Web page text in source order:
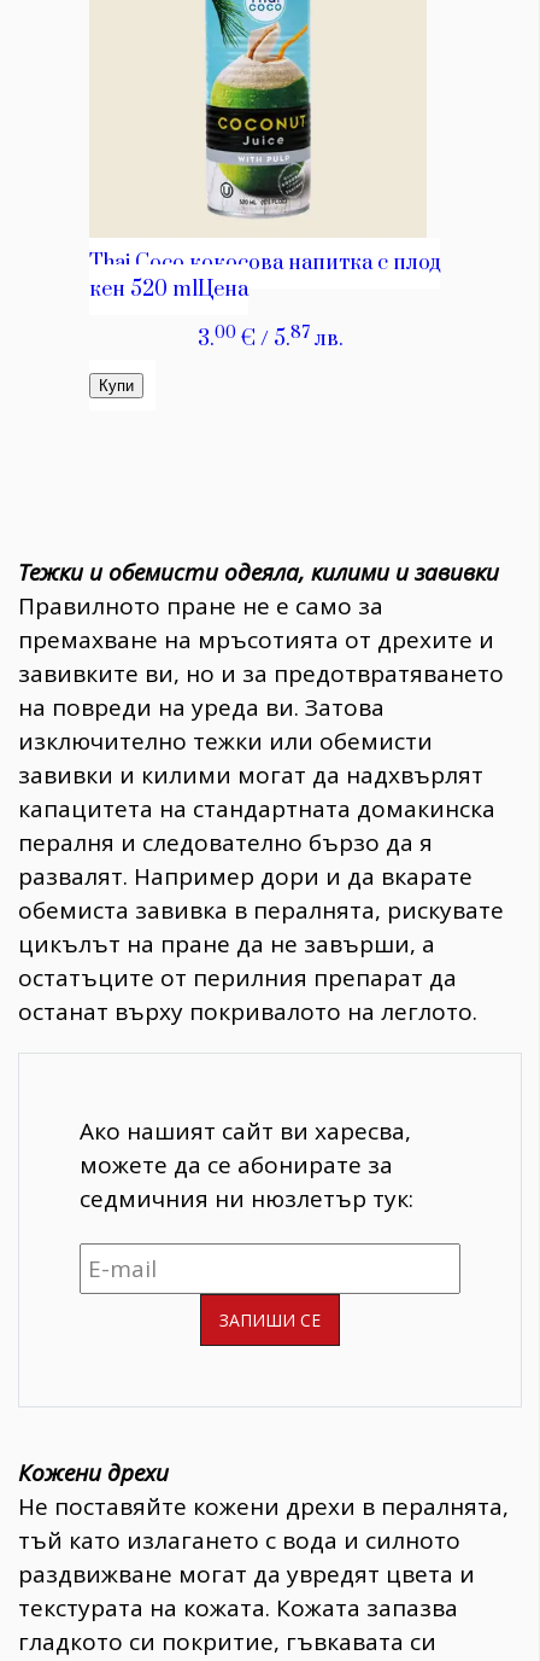
Тежки и обемисти одеяла, килими и завивки
Правилното пране не е само за
премахване на мръсотията от дрехите и
завивките ви, но и за предотвратяването
на повреди на уреда ви. Затова
изключително тежки или обемисти
завивки и килими могат да надхвърлят
капацитета на стандартната домакинска
пералня и следователно бързо да я
развалят. Например дори и да вкарате
обемиста завивка в пералнята, рискувате
цикълът на пране да не завърши, а
остатъците от перилния препарат да
останат върху покривалото на леглото.
Ако нашият сайт ви харесва,
можете да се абонирате за
седмичния ни нюзлетър тук:
Кожени дрехи
Не поставяйте кожени дрехи в пералнята,
тъй като излагането с вода и силното
раздвижване могат да увредят цвета и
текстурата на кожата. Кожата запазва
гладкото си покритие, гъвкавата си